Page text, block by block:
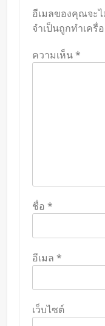
อีเมลของคุณจะ
จำเป็นถูกทำเครื่
ความเห็น*
ชื่อ *
อีเมล *
เว็บไซต์